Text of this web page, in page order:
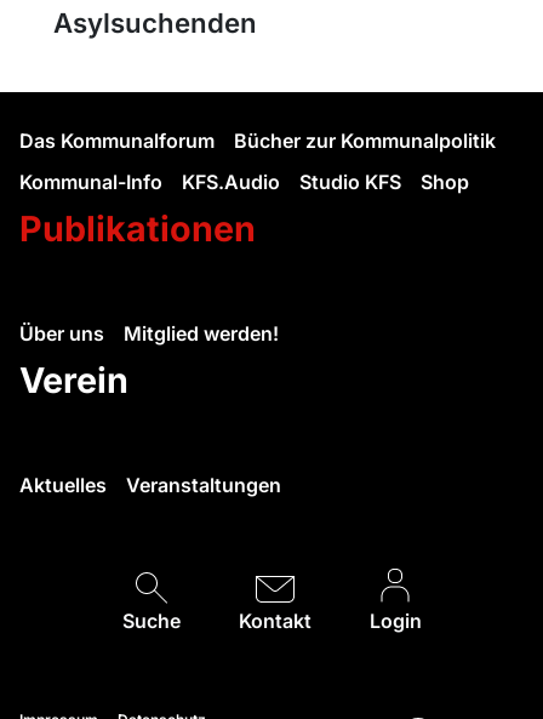
Asylsuchenden
Das Kommunalforum
Bücher zur Kommunalpolitik
Kommunal-Info
KFS.Audio Studio KFS Shop
Publikationen
Über uns Mitglied werden!
Verein
Aktuelles Veranstaltungen
Suche Kontakt Login